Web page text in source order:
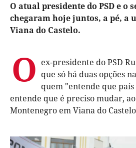
O atual presidente do PSD e o
chegaram hoje juntos, a pé, a
Viana do Castelo.
O ex-presidente do PSD
que só há duas opções
quem "entende que
entende que é preciso mudar,
Montenegro em Viana do